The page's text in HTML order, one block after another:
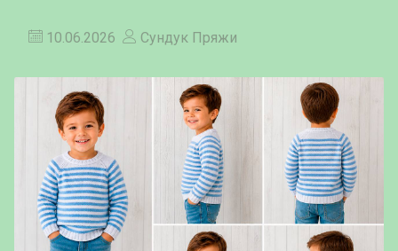
10.06.2026 Сундук Пряжи